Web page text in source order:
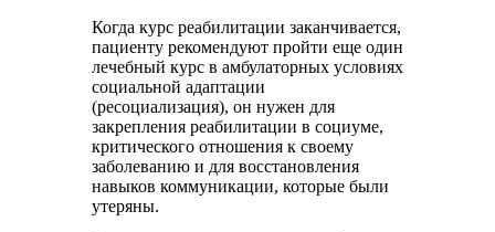
Когда курс реабилитации заканчивается,
пациенту рекомендуют пройти еще один
лечебный курс в амбулаторных условиях
социальной адаптации
(ресоциализация), он нужен для
закрепления реабилитации в социуме,
критического отношения к своему
заболеванию и для восстановления
навыков коммуникации, которые были
утеряны.